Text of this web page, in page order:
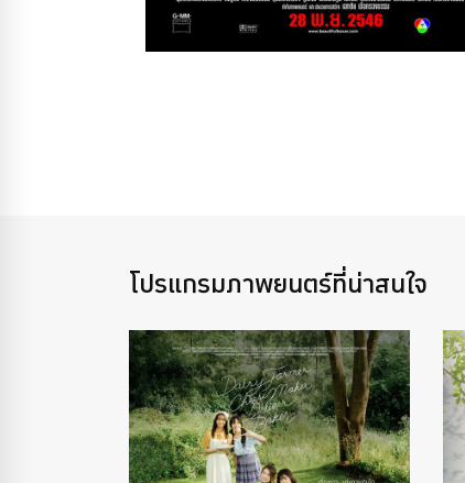
โปรแกรมภาพยนตร์ที่น่าสนใจ